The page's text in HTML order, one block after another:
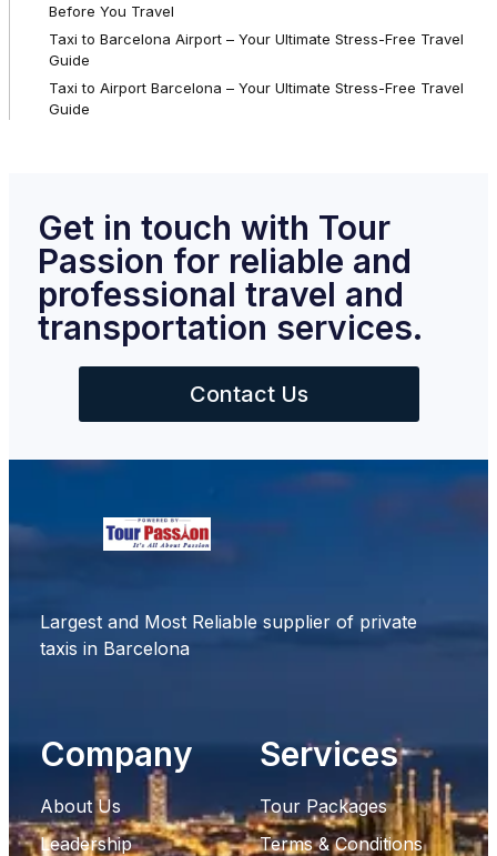
Before You Travel
Taxi to Barcelona Airport – Your Ultimate Stress-Free Travel
Guide
Taxi to Airport Barcelona – Your Ultimate Stress-Free Travel
Guide
Get in touch with Tour
Passion for reliable and
professional travel and
transportation services.
Contact Us
Largest and Most Reliable supplier of private
taxis in Barcelona
Company
About Us
Leadership
Services
Tour Packages
Terms & Conditions